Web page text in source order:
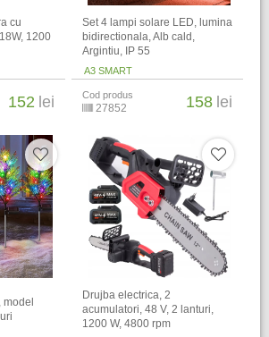
cu
1200
152 lei
Set 4 lampi solare LED, lumina
bidirectionala, Alb cald,
Argintiu, IP 55
A3 SMART
Cod produs
27852 158 lei
Drujba electrica, 2
acumulatori, 48 V, 2 lanturi,
1200 W, 4800 rpm